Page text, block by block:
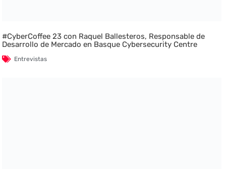
#CyberCoffee 23 con Raquel Ballesteros, Responsable de
Desarrollo de Mercado en Basque Cybersecurity Centre
Entrevistas